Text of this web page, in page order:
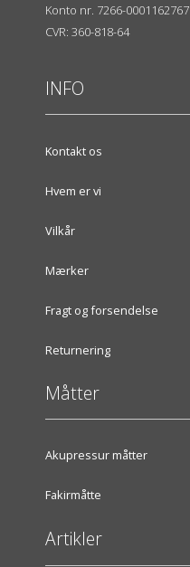
Konto nr. 7266-0001162767
CVR: 360-818-64
INFO
Kontakt os
Hvem er vi
Vilkår
Mærker
Fragt og forsendelse
Returnering
Måtter
Akupressur måtter
Fakirmåtte
Artikler